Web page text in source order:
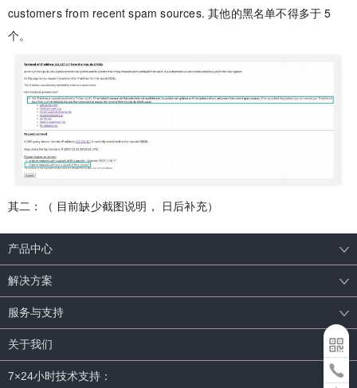
customers from recent spam sources. 其他的黑名单不得多于 5
个。
其二：（ 目前缺少截图说明， 日后补充）
产品中心
解决方案
服务与支持
关于我们
7×24小时技术支持：